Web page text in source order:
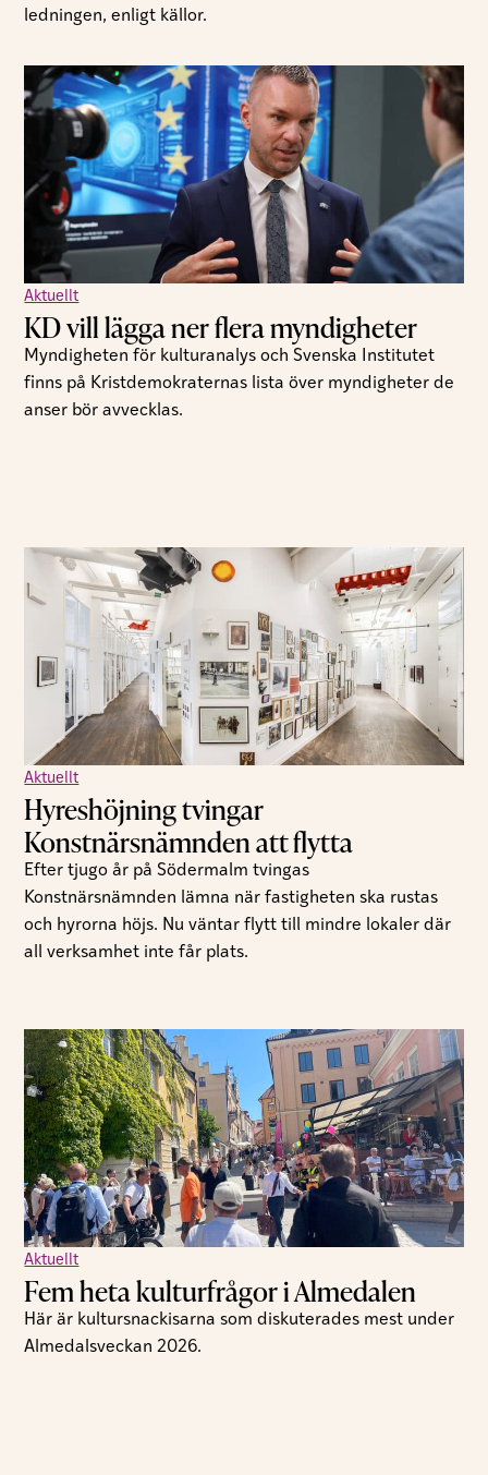
ledningen, enligt källor.
Aktuellt
KD vill lägga ner flera myndigheter
Myndigheten för kulturanalys och Svenska Institutet
finns på Kristdemokraternas lista över myndigheter de
anser bör avvecklas.
Aktuellt
Hyreshöjning tvingar
Konstnärsnämnden att flytta
Efter tjugo år på Södermalm tvingas
Konstnärsnämnden lämna när fastigheten ska rustas
och hyrorna höjs. Nu väntar flytt till mindre lokaler där
all verksamhet inte får plats.
Aktuellt
Fem heta kulturfrågor i Almedalen
Här är kultursnackisarna som diskuterades mest under
Almedalsveckan 2026.